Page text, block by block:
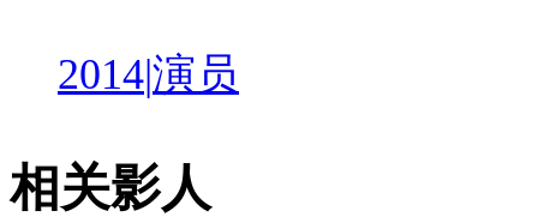
2014|演员
相关影人